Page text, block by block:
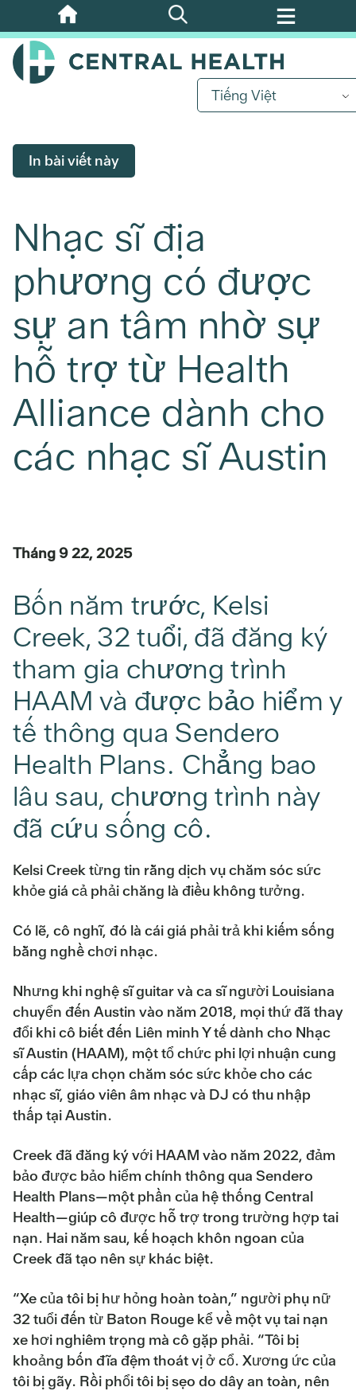
Bỏ
qua
nội
Tiếng Việt
In bài viết này
Nhạc sĩ địa
phương có được
sự an tâm nhờ sự
hỗ trợ từ Health
Alliance dành cho
các nhạc sĩ Austin
Tháng 9 22, 2025
Bốn năm trước, Kelsi
Creek, 32 tuổi, đã đăng ký
tham gia chương trình
HAAM và được bảo hiểm y
tế thông qua Sendero
Health Plans. Chẳng bao
lâu sau, chương trình này
đã cứu sống cô.
Kelsi Creek từng tin rằng dịch vụ chăm sóc sức
khỏe giá cả phải chăng là điều không tưởng.
Có lẽ, cô nghĩ, đó là cái giá phải trả khi kiếm sống
bằng nghề chơi nhạc.
Nhưng khi nghệ sĩ guitar và ca sĩ người Louisiana
chuyển đến Austin vào năm 2018, mọi thứ đã thay
đổi khi cô biết đến Liên minh Y tế dành cho Nhạc
sĩ Austin (HAAM), một tổ chức phi lợi nhuận cung
cấp các lựa chọn chăm sóc sức khỏe cho các
nhạc sĩ, giáo viên âm nhạc và DJ có thu nhập
thấp tại Austin.
Creek đã đăng ký với HAAM vào năm 2022, đảm
bảo được bảo hiểm chính thông qua Sendero
Health Plans—một phần của hệ thống Central
Health—giúp cô được hỗ trợ trong trường hợp tai
nạn. Hai năm sau, kế hoạch khôn ngoan của
Creek đã tạo nên sự khác biệt.
“Xe của tôi bị hư hỏng hoàn toàn,” người phụ nữ
32 tuổi đến từ Baton Rouge kể về một vụ tai nạn
xe hơi nghiêm trọng mà cô gặp phải. “Tôi bị
khoảng bốn đĩa đệm thoát vị ở cổ. Xương ức của
tôi bị gãy. Rồi phổi tôi bị sẹo do dây an toàn, nên